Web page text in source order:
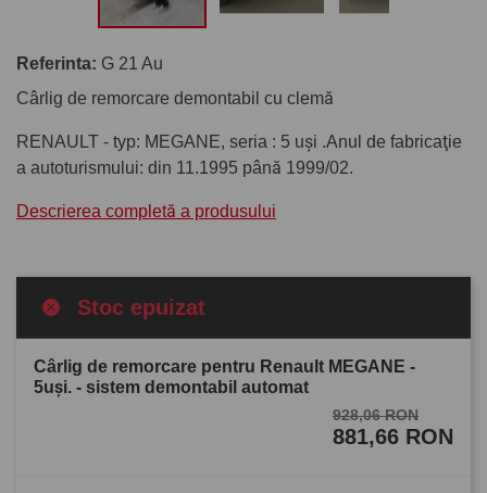
Referinta: G 21 Au
Cârlig de remorcare demontabil cu clemă
RENAULT - typ: MEGANE, seria : 5 uşi .Anul de fabricaţie
a autoturismului: din 11.1995 până 1999/02.
Descrierea completă a produsului
Stoc epuizat
Cârlig de remorcare pentru Renault MEGANE -
5uşi. - sistem demontabil automat
928,06 RON
881,66 RON